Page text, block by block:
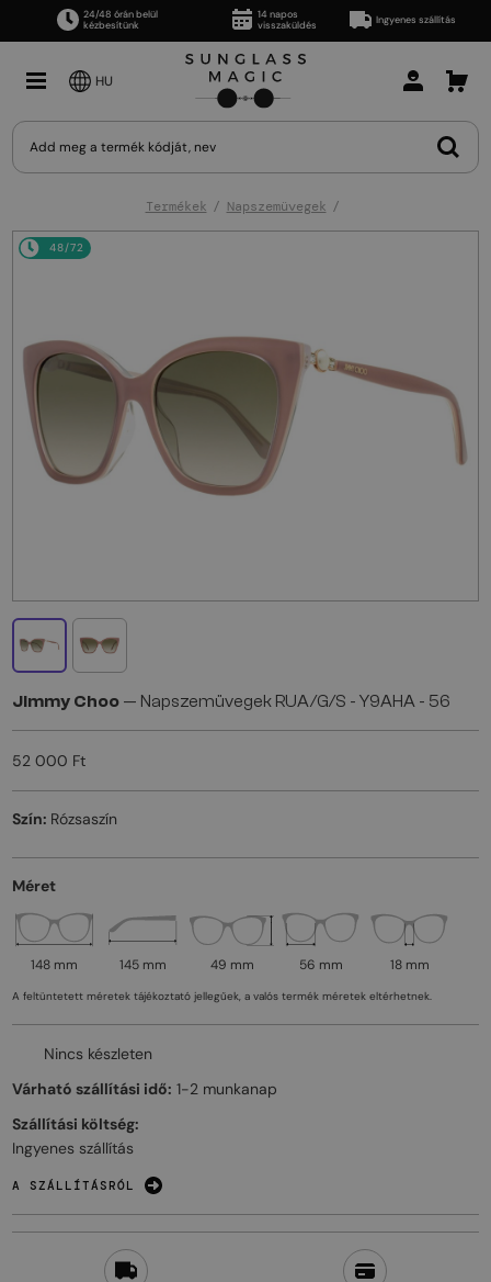
24/48 órán belül
kézbesítünk
14 napos
visszaküldés
Ingyenes szállítás
HU
Termékek Napszemüvegek
48/72
Jimmy Choo — Napszemüvegek RUA/G/S - Y9AHA - 56
52 000 Ft
Szín: Rózsaszín
Méret
148 mm 145 mm 49 mm 56 mm 18 mm
A feltüntetett méretek tájékoztató jellegűek, a valós termék méretek eltérhetnek.
Nincs készleten
Várható szállítási idő: 1-2 munkanap
Szállítási költség:
Ingyenes szállítás
A SZÁLLÍTÁSRÓL